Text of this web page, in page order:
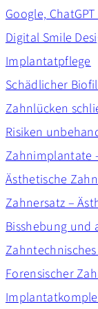
Google,
Digital Smile
Implantatpflege
Schädlicher
Zahnlücken
Risiken
Zahnimplantate
Ästhetische
Zahnersatz –
Bisshebung und
Forensischer